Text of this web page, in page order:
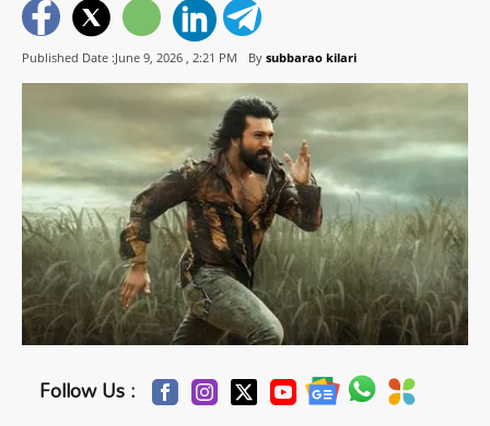
Published Date :June 9, 2026 , 2:21 PM By subbarao kilari
Follow Us :